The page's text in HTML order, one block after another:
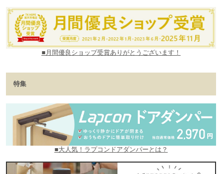
■月間優良ショップ受賞ありがとうございます！
特集
■大人気！ラプコンドアダンパーとは？